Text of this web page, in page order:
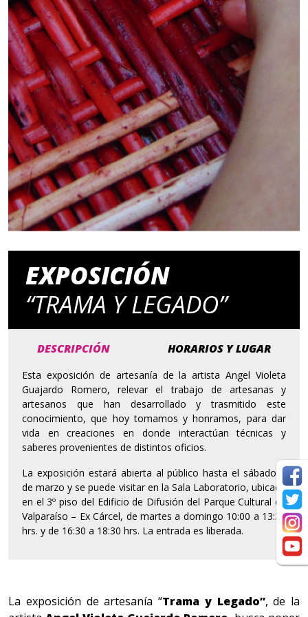
EXPOSICIÓN
“TRAMA Y LEGADO”
DESCRIPCIÓN HORARIOS Y LUGAR
Esta exposición de artesanía de la artista Angel Violeta
Guajardo Romero, relevar el trabajo de artesanas y
artesanos que han desarrollado y trasmitido este
conocimiento, que hoy tomamos y honramos, para dar
vida en creaciones en donde interactúan técnicas y
saberes provenientes de distintos oficios.
La exposición estará abierta al público hasta el sábado 2
de marzo y se puede visitar en la Sala Laboratorio, ubicada
en el 3º piso del Edificio de Difusión del Parque Cultural de
Valparaíso – Ex Cárcel, de martes a domingo 10:00 a 13:30
hrs. y de 16:30 a 18:30 hrs. La entrada es liberada.
La exposición de artesanía “Trama y Legado”, de la